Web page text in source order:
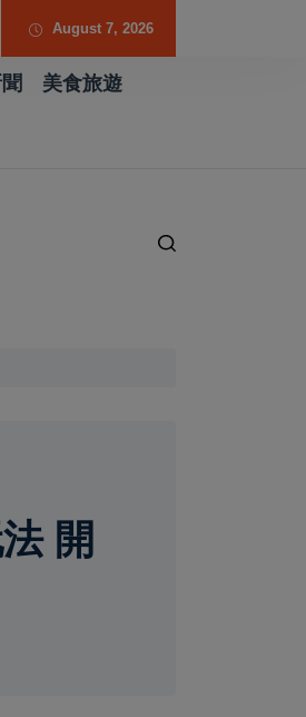
通訊防護能力 台南水土保持服務團提升專
August 7, 2026
美食旅遊
開